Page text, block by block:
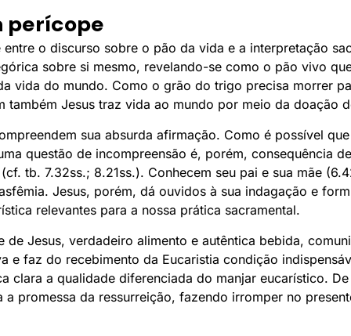
perícope
entre o discurso sobre o pão da vida e a interpretação
sobre si mesmo, revelando-se como o pão vivo
vida do mundo. Como o grão do trigo precisa morrer
também Jesus traz vida ao mundo por meio da doação
sua absurda afirmação. Como é possível
questão de incompreensão é, porém, consequência
tb. 7.32ss.; 8.21ss.). Conhecem seu pai e sua mãe
Jesus, porém, dá ouvidos à sua indagação e
relevantes para a nossa prática sacramental.
de Jesus, verdadeiro alimento e autêntica bebida,
e faz do recebimento da Eucaristia condição
clara a qualidade diferenciada do manjar eucarístico.
a promessa da ressurreição, fazendo irromper no